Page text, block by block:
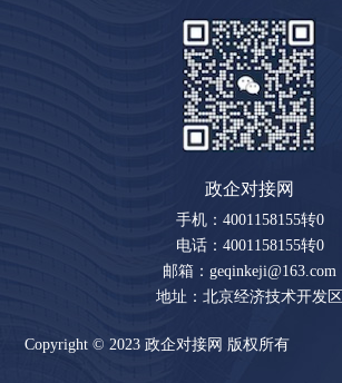
政企对接网
手机：4001158155转0
电话：4001158155转0
邮箱：geqinkeji@163.com
地址：北京经济技术开发区
Copyright © 2023 政企对接网 版权所有